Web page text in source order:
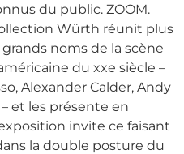
du public. ZOOM.
Würth réunit plus
noms de la scène
du xxe siècle –
Alexander Calder, Andy
et les présente en
invite ce faisant
la double posture du